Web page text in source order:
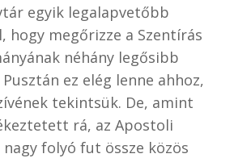
egyik legalapvetőbb
hogy megőrizze a Szentírás
néhány legősibb
ez elég lenne ahhoz,
tekintsük. De, amint
rá, az Apostoli
folyó fut össze közös